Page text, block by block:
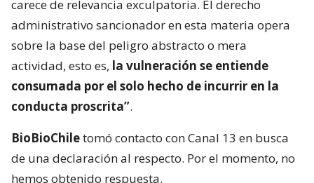
carece de relevancia exculpatoria. El derecho
administrativo sancionador en esta materia opera
sobre la base del peligro abstracto o mera
actividad, esto es, la vulneración se entiende
consumada por el solo hecho de incurrir en la
conducta proscrita”.
BioBioChiletomó contacto con Canal 13 en busca
de una declaración al respecto. Por el momento, no
hemos obtenido respuesta.